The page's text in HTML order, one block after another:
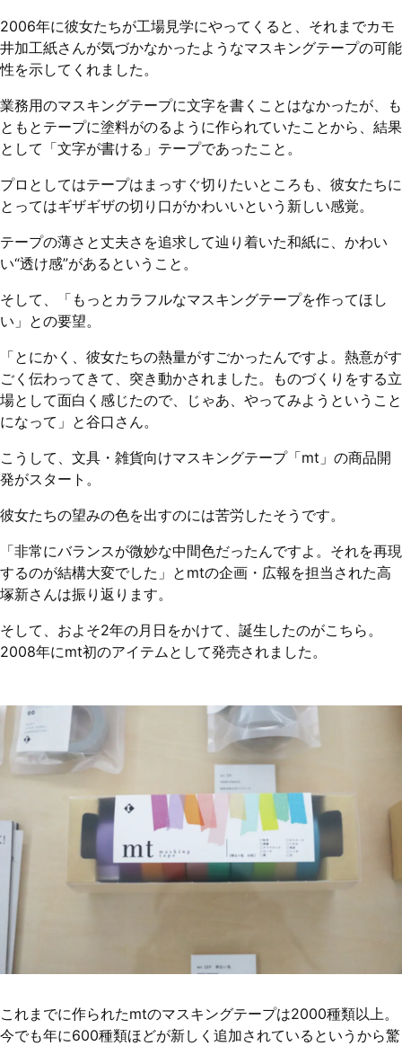
2006年に彼女たちが工場見学にやってくると、それまでカモ
井加工紙さんが気づかなかったようなマスキングテープの可能
性を示してくれました。
業務用のマスキングテープに文字を書くことはなかったが、も
ともとテープに塗料がのるように作られていたことから、結果
として「文字が書ける」テープであったこと。
プロとしてはテープはまっすぐ切りたいところも、彼女たちに
とってはギザギザの切り口がかわいいという新しい感覚。
テープの薄さと丈夫さを追求して辿り着いた和紙に、かわい
い“透け感”があるということ。
そして、「もっとカラフルなマスキングテープを作ってほし
い」との要望。
「とにかく、彼女たちの熱量がすごかったんですよ。熱意がす
ごく伝わってきて、突き動かされました。ものづくりをする立
場として面白く感じたので、じゃあ、やってみようということ
になって」と谷口さん。
こうして、文具・雑貨向けマスキングテープ「mt」の商品開
発がスタート。
彼女たちの望みの色を出すのには苦労したそうです。
「非常にバランスが微妙な中間色だったんですよ。それを再現
するのが結構大変でした」とmtの企画・広報を担当された高
塚新さんは振り返ります。
そして、およそ2年の月日をかけて、誕生したのがこちら。
2008年にmt初のアイテムとして発売されました。
これまでに作られたmtのマスキングテープは2000種類以上。
今でも年に600種類ほどが新しく追加されているというから驚